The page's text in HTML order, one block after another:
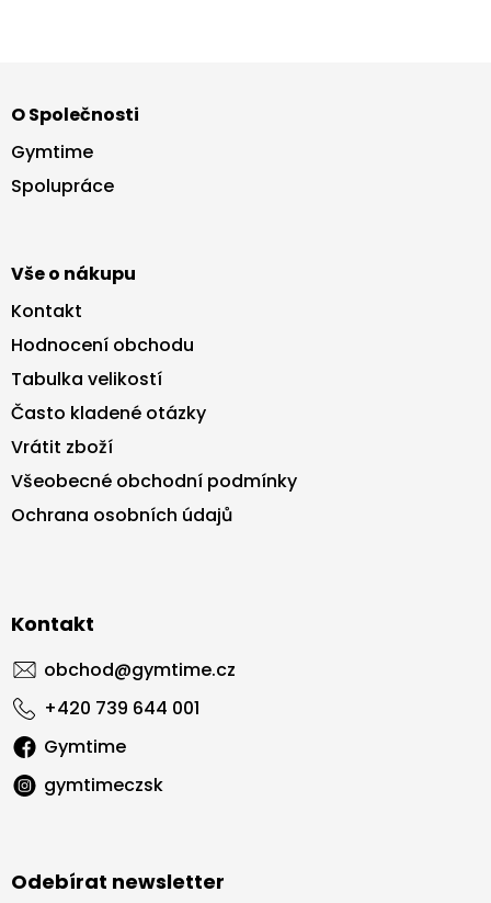
p
a
O Společnosti
Gymtime
Spolupráce
Vše o nákupu
Kontakt
Hodnocení obchodu
Tabulka velikostí
Často kladené otázky
Vrátit zboží
Všeobecné obchodní podmínky
Ochrana osobních údajů
Kontakt
obchod@gymtime.cz
+420 739 644 001
Gymtime
gymtimeczsk
Odebírat newsletter